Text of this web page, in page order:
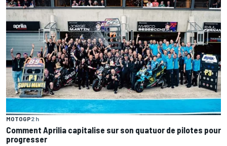
MOTOGP2 h
Comment Aprilia capitalise sur son quatuor de pilotes pour
progresser